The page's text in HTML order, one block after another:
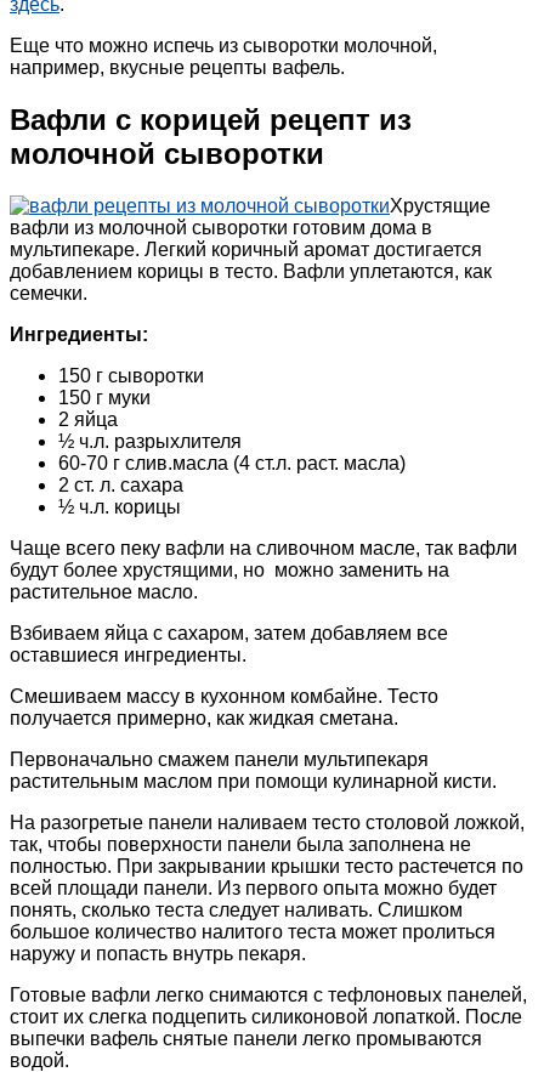
Еще что можно испечь из сыворотки молочной,
например, вкусные рецепты вафель.
Вафли с корицей рецепт из
молочной сыворотки
Хрустящие
вафли из молочной сыворотки готовим дома в
мультипекаре. Легкий коричный аромат достигается
добавлением корицы в тесто. Вафли уплетаются, как
семечки.
Ингредиенты:
150 г сыворотки
150 г муки
2 яйца
½ ч.л. разрыхлителя
60-70 г слив.масла (4 ст.л. раст. масла)
2 ст. л. сахара
½ ч.л. корицы
Чаще всего пеку вафли на сливочном масле, так вафли
будут более хрустящими, но можно заменить на
растительное масло.
Взбиваем яйца с сахаром, затем добавляем все
оставшиеся ингредиенты.
Смешиваем массу в кухонном комбайне. Тесто
получается примерно, как жидкая сметана.
Первоначально смажем панели мультипекаря
растительным маслом при помощи кулинарной кисти.
На разогретые панели наливаем тесто столовой ложкой,
так, чтобы поверхности панели была заполнена не
полностью. При закрывании крышки тесто растечется по
всей площади панели. Из первого опыта можно будет
понять, сколько теста следует наливать. Слишком
большое количество налитого теста может пролиться
наружу и попасть внутрь пекаря.
Готовые вафли легко снимаются с тефлоновых панелей,
стоит их слегка подцепить силиконовой лопаткой. После
выпечки вафель снятые панели легко промываются
водой.